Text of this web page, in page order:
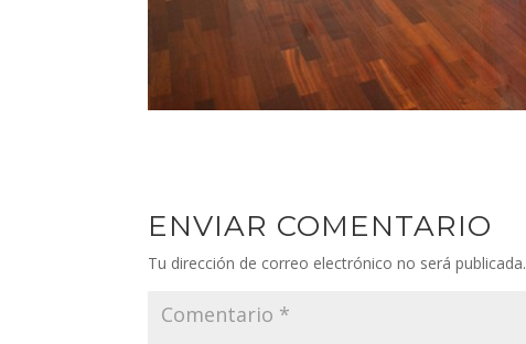
ENVIAR COMENTARIO
Tu dirección de correo electrónico no será publicada.